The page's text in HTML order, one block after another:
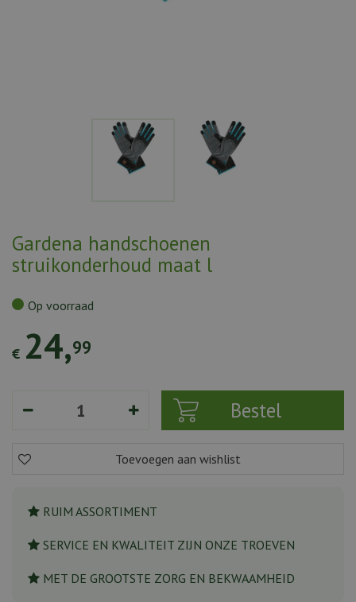
Gardena handschoenen
struikonderhoud maat l
€ 24,99
Op voorraad
RUIM ASSORTIMENT
SERVICE EN KWALITEIT ZIJN ONZE TROEVEN
MET DE GROOTSTE ZORG EN BEKWAAMHEID